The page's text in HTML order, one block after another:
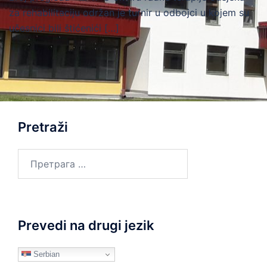
za rehabilitaciju održan je turnir u odbojci u kojem su
učesnici bili štićenići […]
Pretraži
Prevedi na drugi jezik
Serbian